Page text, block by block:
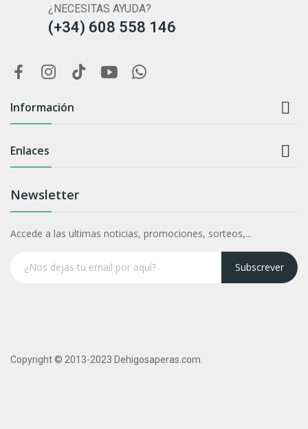
¿NECESITAS AYUDA?
(+34) 608 558 146
Información 
Enlaces 
Newsletter
Accede a las ultimas noticias, promociones, sorteos,...
Subscrever
Copyright © 2013-2023 Dehigosaperas.com.